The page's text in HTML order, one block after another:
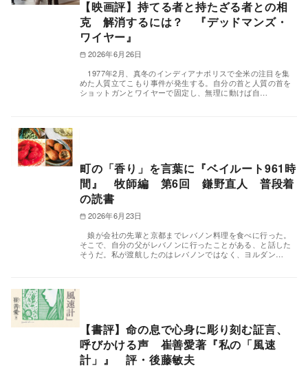
【映画評】持てる者と持たざる者との相
克 解消するには？ 『デッドマンズ・
ワイヤー』
2026年6月26日
1977年2月、真冬のインディアナポリスで全米の注目を集
めた人質立てこもり事件が発生する。自分の首と人質の首を
ショットガンとワイヤーで固定し、無理に動けば自…
町の「香り」を言葉に『ベイルート961時
間』 牧師編 第6回 鎌野直人 普段着
の読書
2026年6月23日
娘が会社の先輩と京都までレバノン料理を食べに行った。
そこで、自分の父がレバノンに行ったことがある、と話した
そうだ。私が渡航したのはレバノンではなく、ヨルダン…
【書評】命の息で心身に彫り刻む証言、
呼びかける声 崔善愛著『私の「風速
計」』 評・後藤敏夫